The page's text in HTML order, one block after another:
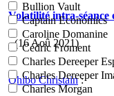
Bullion Vault
Captain Economics
Caroline Domanine
Cédric Froment
Charles Dereeper
Charles Dereeper
Charles Morgan
Volatilité intra-séance
- (16 Aoû 2021)
Ohibo Christain: